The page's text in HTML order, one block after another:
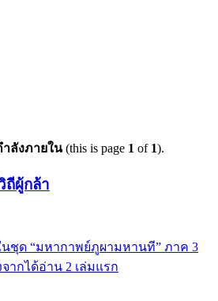
ำลังภายใน(this is page 1 of 1).
ถีผู้กล้า
นชุด “มหากาพย์ภูผามหานที” ภาค 3
ากได้อ่าน 2 เล่มแรก